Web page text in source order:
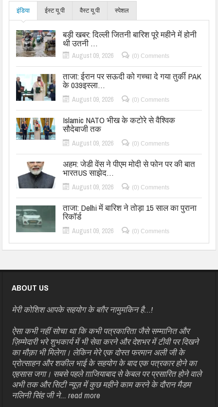
इंडिया ईस्ट यू.पी वैस्ट यू.पी स्पेशल
बड़ी खबर: दिल्ली जितनी बारिश पूरे महीने में होनी
थी उतनी …
August 09, 2026 (0) Comments
ताजा: ईरान पर सऊदी को गच्चा दे गया तुर्की PAK
के 039इस्ला…
August 09, 2026 (0) Comments
Islamic NATO भीख के कटोरे से वैश्विक
सौदेबाजी तक
August 09, 2026 (0) Comments
अहम: जेडी वेंस ने पीएम मोदी से फोन पर की बात
भारतUS साझेद…
August 09, 2026 (0) Comments
ताजा: Delhi में बारिश ने तोड़ा 15 साल का पुराना
रिकॉर्ड
August 09, 2026 (0) Comments
ABOUT US
मेरी कोशिश आपके सहयोग के बग़ैर नामुमकिन है…!
ऐसा कभी नहीं सोचा था कि कभी पत्रकारिता जैसे सम्मानित और
ज़िम्मेदारी भरे शुभकार्य में भी सेवा करने और देशभर में टीवी पर दिखने
का मौक़ा भी मिलेगा। लेकिन मेरे एक दोस्त फरमान अली जी के
प्रोत्साहन और शकील भाई के सहयोग के बाद एक पत्रकार होने का
एहसास जगा। सबसे पहले ग़ाजियाबाद से केबल पर प्रसारित होने वाले
अभी तक और सिटी न्यूज़ में कुछ महीने काम करने के दौरान मैडम
नलिनी सिंह जी ने...read more